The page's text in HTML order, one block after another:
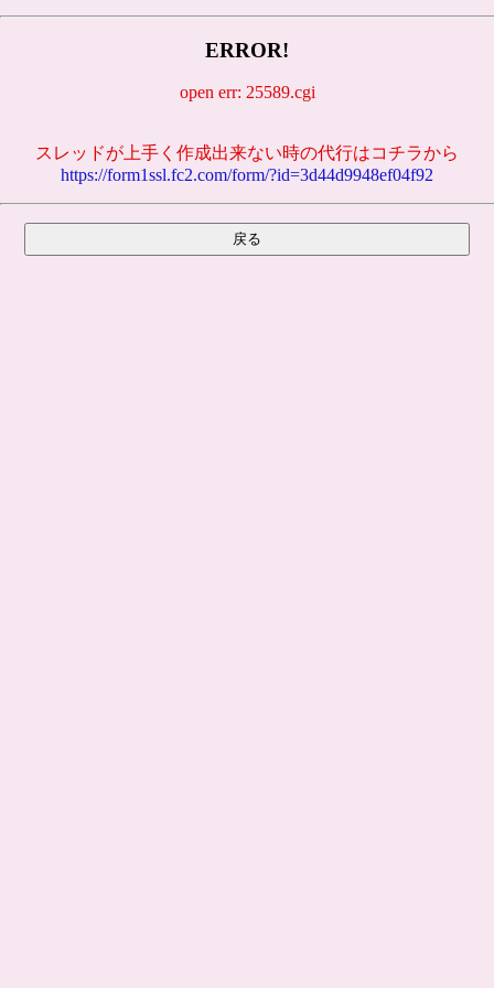
ERROR!
open err: 25589.cgi
スレッドが上手く作成出来ない時の代行はコチラから
https://form1ssl.fc2.com/form/?id=3d44d9948ef04f92